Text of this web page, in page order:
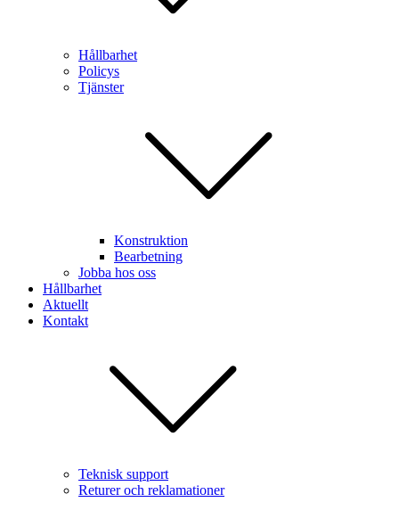
Hållbarhet
Policys
Tjänster
Konstruktion
Bearbetning
Jobba hos oss
Hållbarhet
Aktuellt
Kontakt
Teknisk support
Returer och reklamationer